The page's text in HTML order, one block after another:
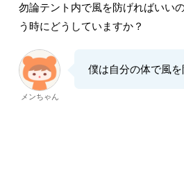
勿論テント内で風を防げればいい
う時にどうしていますか？
メンちゃん
僕は自分の体で風